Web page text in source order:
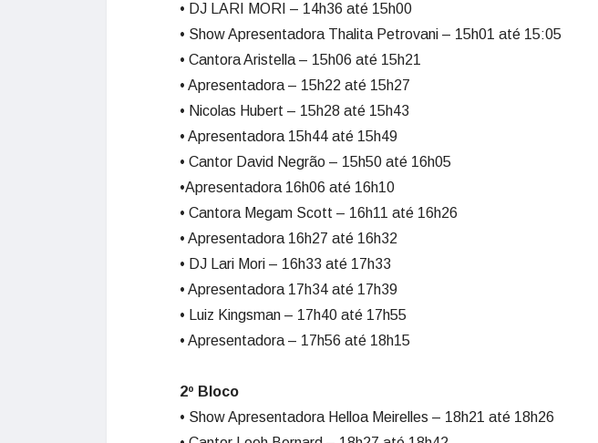
• DJ LARI MORI – 14h36 até 15h00
• Show Apresentadora Thalita Petrovani – 15h01 até 15:05
• Cantora Aristella – 15h06 até 15h21
• Apresentadora – 15h22 até 15h27
• Nicolas Hubert – 15h28 até 15h43
• Apresentadora 15h44 até 15h49
• Cantor David Negrão – 15h50 até 16h05
•Apresentadora 16h06 até 16h10
• Cantora Megam Scott – 16h11 até 16h26
• Apresentadora 16h27 até 16h32
• DJ Lari Mori – 16h33 até 17h33
• Apresentadora 17h34 até 17h39
• Luiz Kingsman – 17h40 até 17h55
• Apresentadora – 17h56 até 18h15
2º Bloco
• Show Apresentadora Helloa Meirelles – 18h21 até 18h26